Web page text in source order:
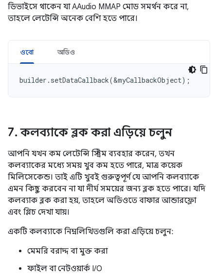
ডিভাইসে থাকেন যা AAudio MMAP মোড সমর্থন করে না,
তাহলে লেটেন্সি অনেক বেশি হতে পারে।
ওবো অডিও
builder.setDataCallback(&myCallbackObject);
7. কলব্যাকে ব্লক করা এড়িয়ে চলুন
আপনি যখন কম লেটেন্সি স্ট্রিম ব্যবহার করেন, তখন
কলব্যাকের মধ্যে সময় খুব কম হতে পারে, মাত্র কয়েক
মিলিসেকেন্ড। তাই এটি খুবই গুরুত্বপূর্ণ যে আপনি কলব্যাকে
এমন কিছু করবেন না যা দীর্ঘ সময়ের জন্য ব্লক হতে পারে। যদি
কলব্যাক ব্লক করা হয়, তাহলে অডিওতে বাফার আন্ডারফ্লো
এবং গ্লিচ দেখা যায়।
একটি কলব্যাকে নিম্নলিখিতগুলি করা এড়িয়ে চলুন:
মেমরি বরাদ্দ বা মুক্ত করা
ফাইল বা নেটওয়ার্ক I/O